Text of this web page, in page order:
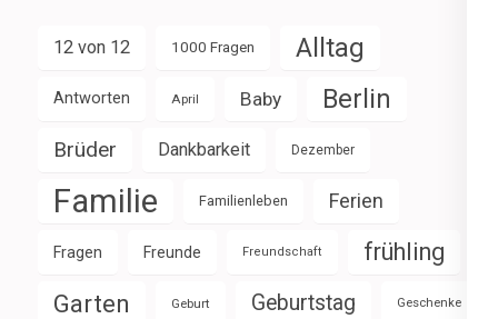
12 von 12 1000 Fragen Alltag
Antworten April Baby Berlin
Brüder Dankbarkeit Dezember
Familie Familienleben Ferien
Fragen Freunde Freundschaft frühling
Garten Geburt Geburtstag Geschenke